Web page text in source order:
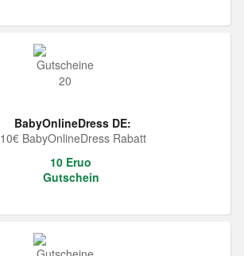
BabyOnlineDress DE:
10€ BabyOnlineDress Rabatt
10 Eruo
Gutschein